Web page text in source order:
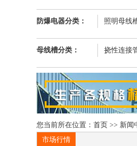
防爆电器分类： 照明母线
母线槽分类： 挠性连接
您当前所在位置： 首页 >> 新闻
市场行情